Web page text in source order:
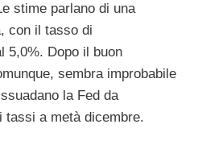
stime parlano di una
con il tasso di
5,0%. Dopo il buon
sembra improbabile
la Fed da
tassi a metà dicembre.